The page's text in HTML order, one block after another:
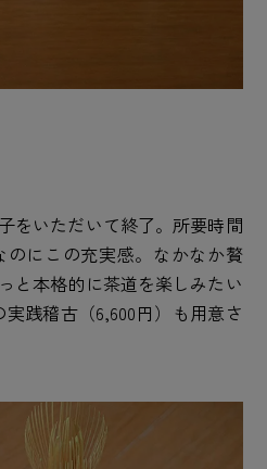
をいただいて終了。所要時間
のにこの充実感。なかなか贅
と本格的に茶道を楽しみたい
践稽古（6,600円）も用意さ